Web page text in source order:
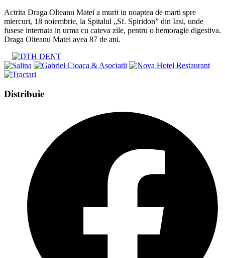
Actrita Draga Olteanu Matei a murit in noaptea de marti spre
miercuri, 18 noiembrie, la Spitalul „Sf. Spiridon” din Iasi, unde
fusese internata in urma cu cateva zile, pentru o hemoragie digestiva.
Draga Olteanu Matei avea 87 de ani.
DistribuieShare
window